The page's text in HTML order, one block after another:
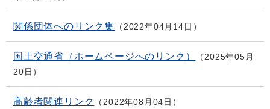
関係団体へのリンク集 2022年04月14日
国土交通省（ホームページへのリンク）
2025年05月
20日
高齢者関連リンク 2022年08月04日